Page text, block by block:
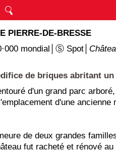
PIERRE-DE-BRESSE
mondial│Ⓢ Spot│
de briques abritant un
d'un grand parc
d'une ancienne
de deux grandes
fut racheté et rénové